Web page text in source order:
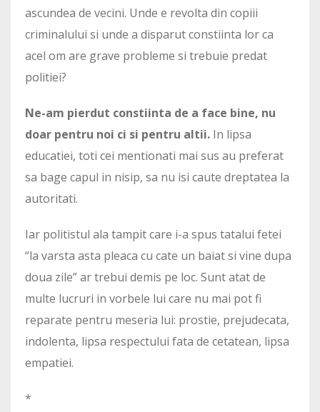
ascundea de vecini. Unde e revolta din copiii
criminalului si unde a disparut constiinta lor ca
acel om are grave probleme si trebuie predat
politiei?
Ne-am pierdut constiinta de a face bine, nu
doar pentru noi ci si pentru altii. In lipsa
educatiei, toti cei mentionati mai sus au preferat
sa bage capul in nisip, sa nu isi caute dreptatea la
autoritati.
Iar politistul ala tampit care i-a spus tatalui fetei
“la varsta asta pleaca cu cate un baiat si vine dupa
doua zile” ar trebui demis pe loc. Sunt atat de
multe lucruri in vorbele lui care nu mai pot fi
reparate pentru meseria lui: prostie, prejudecata,
indolenta, lipsa respectului fata de cetatean, lipsa
empatiei.
*